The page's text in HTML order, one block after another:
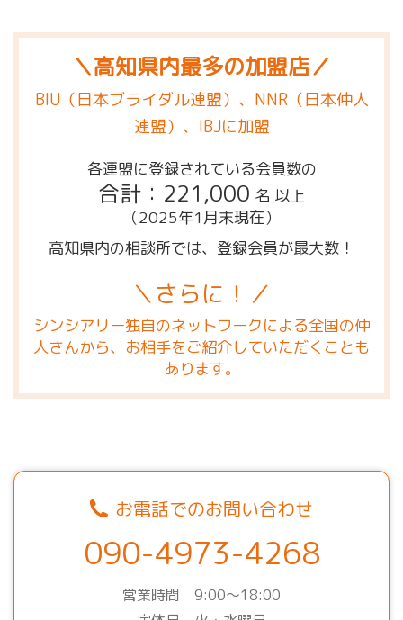
＼高知県内最多の加盟店／
BIU（日本ブライダル連盟）、NNR（日本仲人
連盟）、IBJに加盟
各連盟に登録されている会員数の
合計：221,000 名 以上
（2025年1月末現在）
高知県内の相談所では、登録会員が最大数！
＼さらに！／
シンシアリー独自のネットワークによる全国の仲
人さんから、お相手をご紹介していただくことも
あります。
お電話でのお問い合わせ
090-4973-4268
営業時間 9:00～18:00